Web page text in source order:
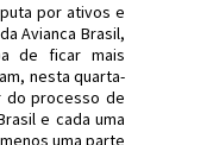
por ativos e
Avianca Brasil,
de ficar mais
nesta quarta-
do processo de
e cada uma
uma parte